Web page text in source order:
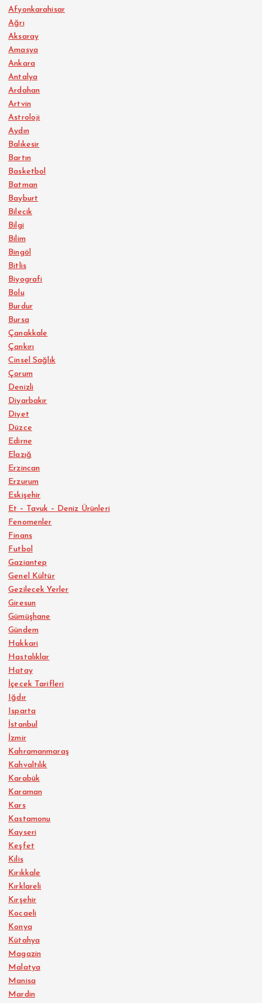
Afyonkarahisar
Ağrı
Aksaray
Amasya
Ankara
Antalya
Ardahan
Artvin
Astroloji
Aydın
Balıkesir
Bartın
Basketbol
Batman
Bayburt
Bilecik
Bilgi
Bilim
Bingöl
Bitlis
Biyografi
Bolu
Burdur
Bursa
Çanakkale
Çankırı
Cinsel Sağlık
Çorum
Denizli
Diyarbakır
Diyet
Düzce
Edirne
Elazığ
Erzincan
Erzurum
Eskişehir
Et – Tavuk – Deniz Ürünleri
Fenomenler
Finans
Futbol
Gaziantep
Genel Kültür
Gezilecek Yerler
Giresun
Gümüşhane
Gündem
Hakkari
Hastalıklar
Hatay
İçecek Tarifleri
Iğdır
Isparta
İstanbul
İzmir
Kahramanmaraş
Kahvaltılık
Karabük
Karaman
Kars
Kastamonu
Kayseri
Keşfet
Kilis
Kırıkkale
Kırklareli
Kırşehir
Kocaeli
Konya
Kütahya
Magazin
Malatya
Manisa
Mardin